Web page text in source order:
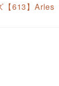
【613】